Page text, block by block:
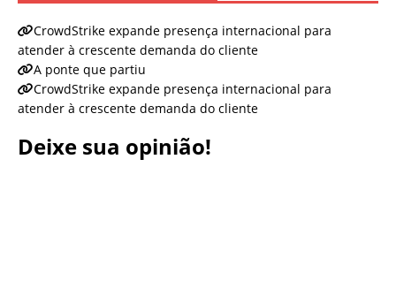
CrowdStrike expande presença internacional para
atender à crescente demanda do cliente
A ponte que partiu
CrowdStrike expande presença internacional para
atender à crescente demanda do cliente
Deixe sua opinião!